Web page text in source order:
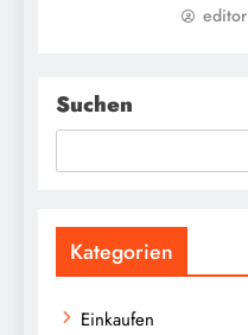
editor
Suchen
Kategorien
Einkaufen